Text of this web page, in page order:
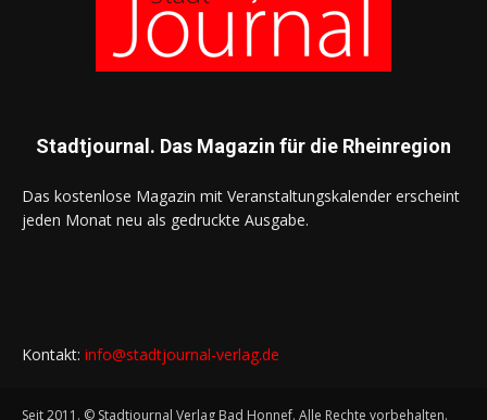
Stadtjournal. Das Magazin für die Rheinregion
Das kostenlose Magazin mit Veranstaltungskalender erscheint
jeden Monat neu als gedruckte Ausgabe.
Kontakt: info@stadtjournal-verlag.de
Seit 2011. © Stadtjournal Verlag Bad Honnef. Alle Rechte vorbehalten.